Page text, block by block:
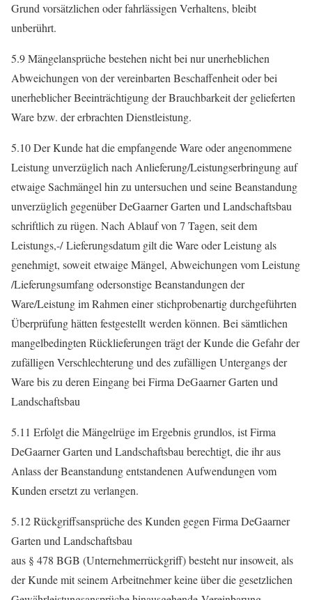
Grund vorsätzlichen oder fahrlässigen Verhaltens, bleibt
unberührt.
5.9 Mängelansprüche bestehen nicht bei nur unerheblichen
Abweichungen von der vereinbarten Beschaffenheit oder bei
unerheblicher Beeinträchtigung der Brauchbarkeit der gelieferten
Ware bzw. der erbrachten Dienstleistung.
5.10 Der Kunde hat die empfangende Ware oder angenommene
Leistung unverzüglich nach Anlieferung/Leistungserbringung auf
etwaige Sachmängel hin zu untersuchen und seine Beanstandung
unverzüglich gegenüber DeGaarner Garten und Landschaftsbau
schriftlich zu rügen. Nach Ablauf von 7 Tagen, seit dem
Leistungs,-/ Lieferungsdatum gilt die Ware oder Leistung als
genehmigt, soweit etwaige Mängel, Abweichungen vom Leistung
/Lieferungsumfang odersonstige Beanstandungen der
Ware/Leistung im Rahmen einer stichprobenartig durchgeführten
Überprüfung hätten festgestellt werden können. Bei sämtlichen
mangelbedingten Rücklieferungen trägt der Kunde die Gefahr der
zufälligen Verschlechterung und des zufälligen Untergangs der
Ware bis zu deren Eingang bei Firma DeGaarner Garten und
Landschaftsbau
5.11 Erfolgt die Mängelrüge im Ergebnis grundlos, ist Firma
DeGaarner Garten und Landschaftsbau berechtigt, die ihr aus
Anlass der Beanstandung entstandenen Aufwendungen vom
Kunden ersetzt zu verlangen.
5.12 Rückgriffsansprüche des Kunden gegen Firma DeGaarner
Garten und Landschaftsbau
aus § 478 BGB (Unternehmerrückgriff) besteht nur insoweit, als
der Kunde mit seinem Arbeitnehmer keine über die gesetzlichen